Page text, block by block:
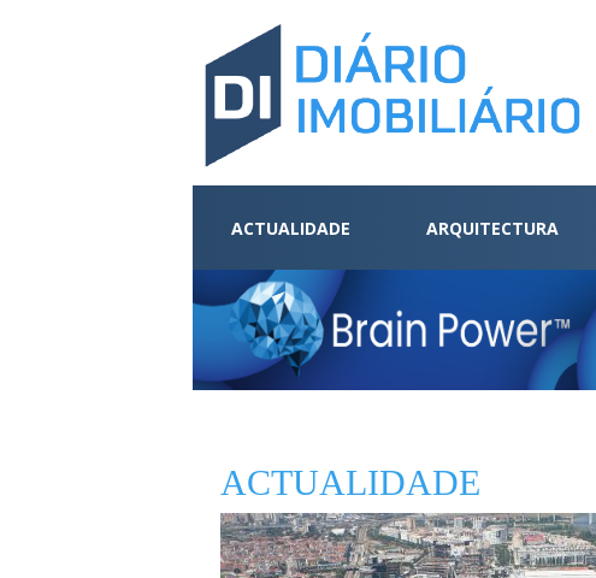
ACTUALIDADE ARQUITECTURA
ACTUALIDADE